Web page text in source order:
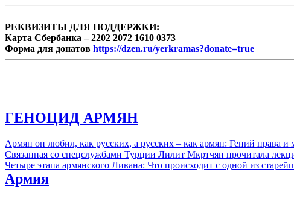
РЕКВИЗИТЫ ДЛЯ ПОДДЕРЖКИ:
Карта Сбербанка – 2202 2072 1610 0373
Форма для донатов https://dzen.ru/yerkramas?donate=true
ГЕНОЦИД АРМЯН
Армян он любил, как русских, а русских – как армян: Гений права
Связанная со спецслужбами Турции Лилит Мкртчян прочитала
Четыре этапа армянского Ливана: Что происходит с одной из
Армия